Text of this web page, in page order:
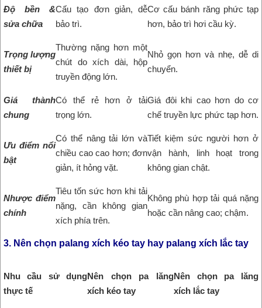
Độ bền &
sửa chữa
Cấu tạo đơn giản, dễ
bảo trì.
Cơ cấu bánh răng phức tạp
hơn, bảo trì hơi cầu kỳ.
Trọng lượng
thiết bị
Thường nặng hơn một
chút do xích dài, hộp
truyền động lớn.
Nhỏ gọn hơn và nhẹ, dễ di
chuyển.
Giá thành
chung
Có thể rẻ hơn ở tải
trọng lớn.
Giá đôi khi cao hơn do cơ
chế truyền lực phức tạp hơn.
Ưu điểm nổi
bật
Có thể nâng tải lớn và
chiều cao cao hơn; đơn
giản, ít hỏng vặt.
Tiết kiệm sức người hơn ở
vận hành, linh hoạt trong
không gian chật.
Nhược điểm
chính
Tiêu tốn sức hơn khi tải
nặng, cần không gian
xích phía trên.
Không phù hợp tải quá nặng
hoặc cần nâng cao; chậm.
3. Nên chọn palang xích kéo tay hay palang xích lắc tay
Nhu cầu sử dụng
thực tế
Nên chọn pa lăng
xích kéo tay
Nên chọn pa lăng
xích lắc tay